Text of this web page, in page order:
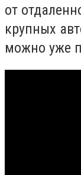
от
крупных
можно уже